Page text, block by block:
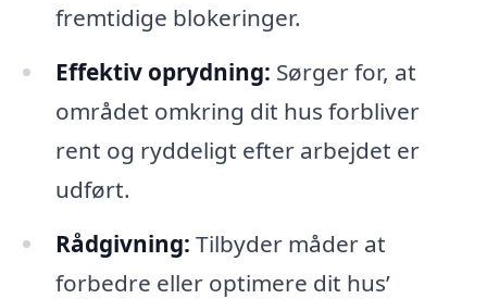
fremtidige blokeringer.
Effektiv oprydning: Sørger for, at
området omkring dit hus forbliver
rent og ryddeligt efter arbejdet er
udført.
Rådgivning: Tilbyder måder at
forbedre eller optimere dit hus’